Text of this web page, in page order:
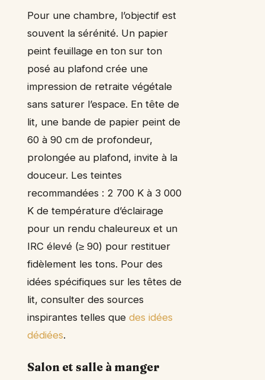
Pour une chambre, l’objectif est
souvent la sérénité. Un papier
peint feuillage en ton sur ton
posé au plafond crée une
impression de retraite végétale
sans saturer l’espace. En tête de
lit, une bande de papier peint de
60 à 90 cm de profondeur,
prolongée au plafond, invite à la
douceur. Les teintes
recommandées : 2 700 K à 3 000
K de température d’éclairage
pour un rendu chaleureux et un
IRC élevé (≥ 90) pour restituer
fidèlement les tons. Pour des
idées spécifiques sur les têtes de
lit, consulter des sources
inspirantes telles que des idées
dédiées.
Salon et salle à manger